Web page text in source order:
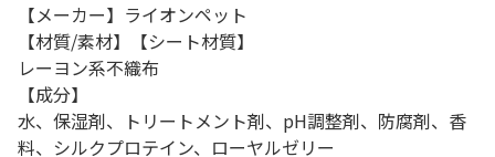
【メーカー】ライオンペット
【材質/素材】【シート材質】
レーヨン系不織布
【成分】
水、保湿剤、トリートメント剤、pH調整剤、防腐剤、香
料、シルクプロテイン、ローヤルゼリー